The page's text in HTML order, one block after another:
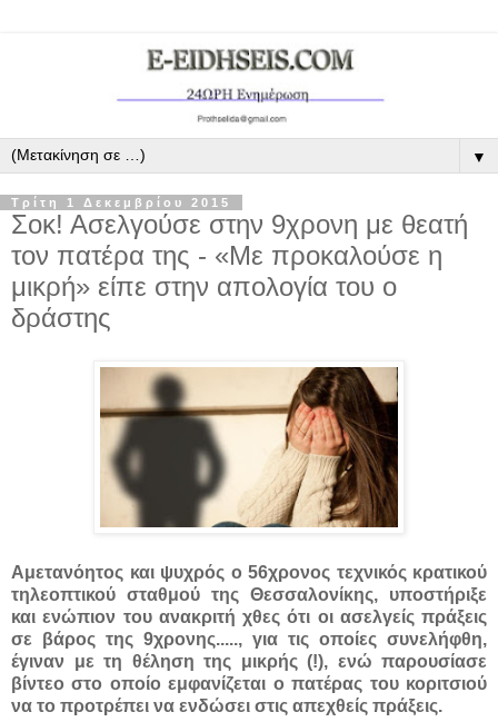
▼
Τρίτη 1 Δεκεμβρίου 2015
Σοκ! Ασελγούσε στην 9χρονη με θεατή
τον πατέρα της - «Με προκαλούσε η
μικρή» είπε στην απολογία του ο
δράστης
Αμετανόητος και ψυχρός ο 56χρονος τεχνικός κρατικού
τηλεοπτικού σταθμού της Θεσσαλονίκης, υποστήριξε
και ενώπιον του ανακριτή χθες ότι οι ασελγείς πράξεις
σε βάρος της 9χρονης....., για τις οποίες συνελήφθη,
έγιναν με τη θέληση της μικρής (!), ενώ παρουσίασε
βίντεο στο οποίο εμφανίζεται ο πατέρας του κοριτσιού
να το προτρέπει να ενδώσει στις απεχθείς πράξεις.